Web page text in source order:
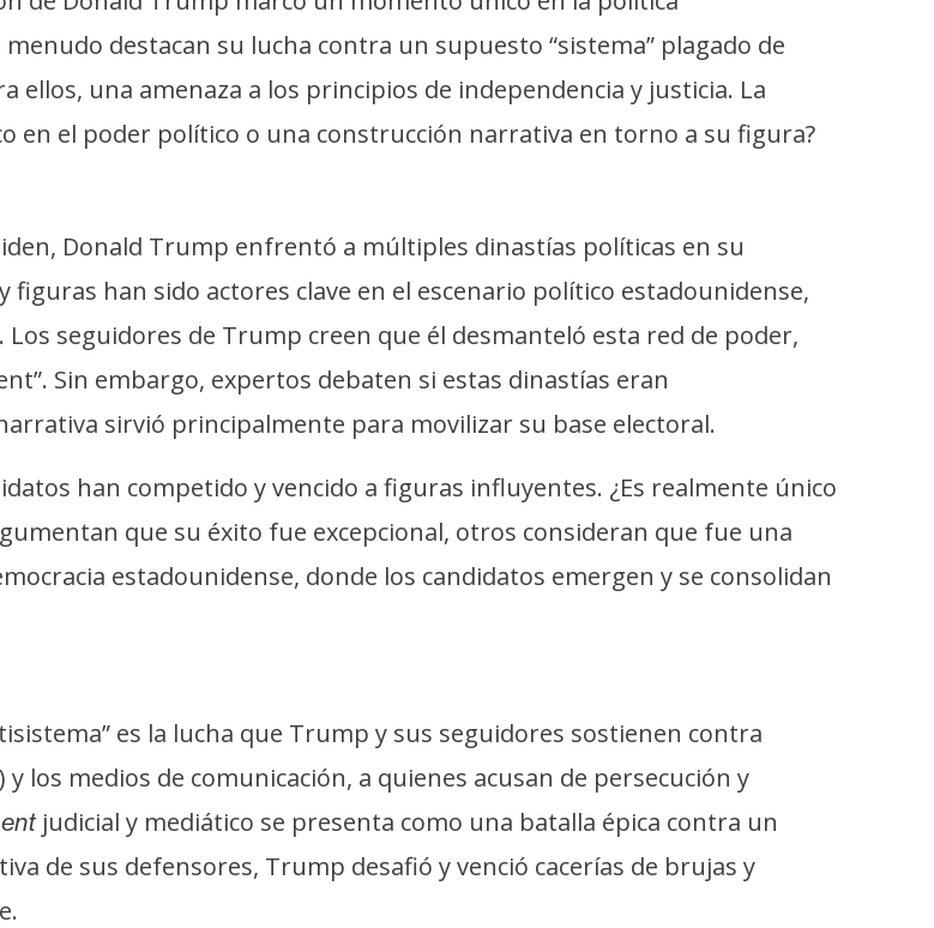
destacan su lucha contra un supuesto “sistema” plagado de
una amenaza a los principios de independencia y justicia. La
en el poder político o una construcción narrativa en torno a su figura?
Donald Trump enfrentó a múltiples dinastías políticas en su
han sido actores clave en el escenario político estadounidense,
seguidores de Trump creen que él desmanteló esta red de poder,
Sin embargo, expertos debaten si estas dinastías eran
sirvió principalmente para movilizar su base electoral.
han competido y vencido a figuras influyentes. ¿Es realmente único
que su éxito fue excepcional, otros consideran que fue una
estadounidense, donde los candidatos emergen y se consolidan
es la lucha que Trump y sus seguidores sostienen contra
) y los medios de comunicación, a quienes acusan de persecución y
judicial y mediático se presenta como una batalla épica contra un
de sus defensores, Trump desafió y venció cacerías de brujas y